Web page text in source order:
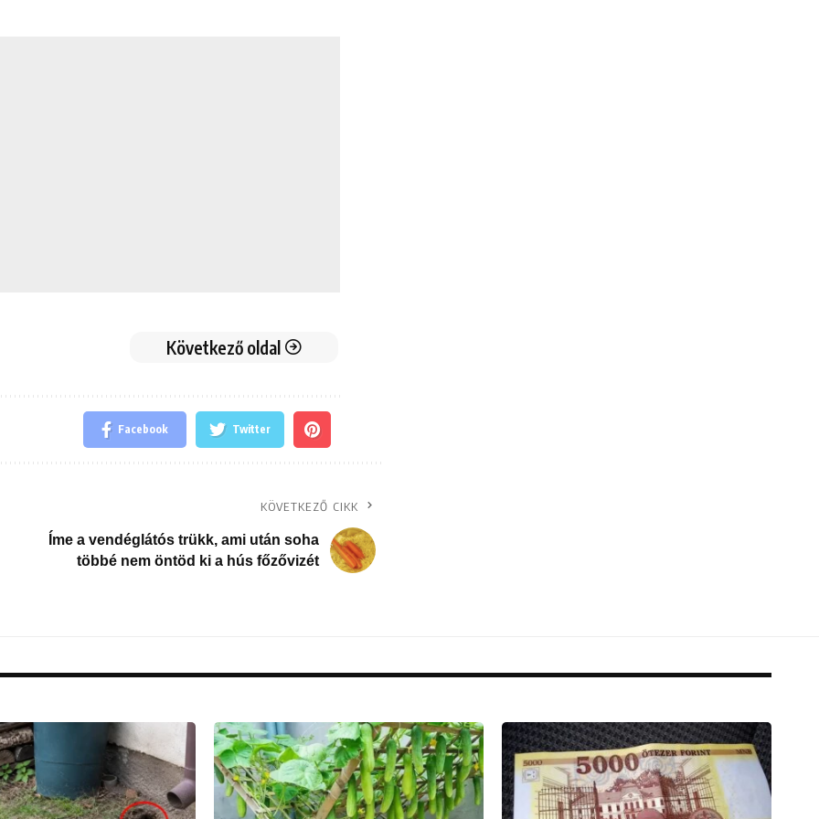
Következő oldal
Facebook Twitter
KÖVETKEZŐ CIKK
Íme a vendéglátós trükk, ami után soha
többé nem öntöd ki a hús főzővizét